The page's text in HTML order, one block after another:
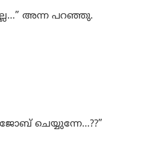
അന്ന പറഞ്ഞു.
ചെയ്യുന്നേ…??”